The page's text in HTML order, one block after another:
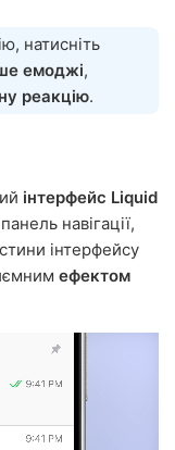
натисніть
емоджі,
реакцію.
інтерфейс Liquid
навігації,
інтерфейсу
ефектом